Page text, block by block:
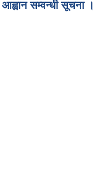
आह्वान सम्वन्धी सूचना ।